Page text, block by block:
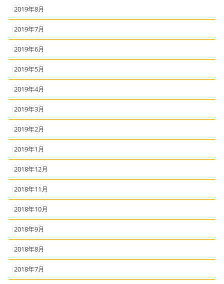
2019年8月
2019年7月
2019年6月
2019年5月
2019年4月
2019年3月
2019年2月
2019年1月
2018年12月
2018年11月
2018年10月
2018年9月
2018年8月
2018年7月